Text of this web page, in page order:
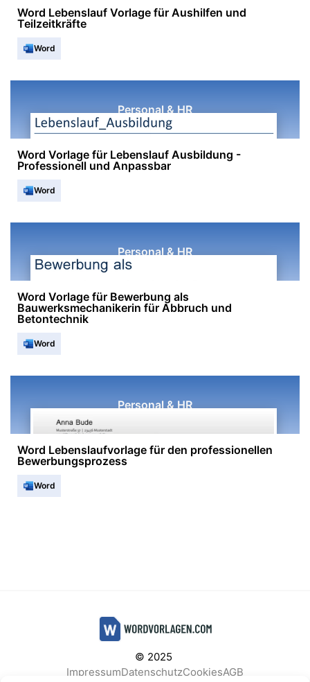
Word Lebenslauf Vorlage für Aushilfen und
Teilzeitkräfte
Word
Personal & HR
Word Vorlage für Lebenslauf Ausbildung -
Professionell und Anpassbar
Word
Personal & HR
Word Vorlage für Bewerbung als
Bauwerksmechanikerin für Abbruch und
Betontechnik
Word
Personal & HR
Word Lebenslaufvorlage für den professionellen
Bewerbungsprozess
Word
© 2025
ImpressumDatenschutzCookiesAGB